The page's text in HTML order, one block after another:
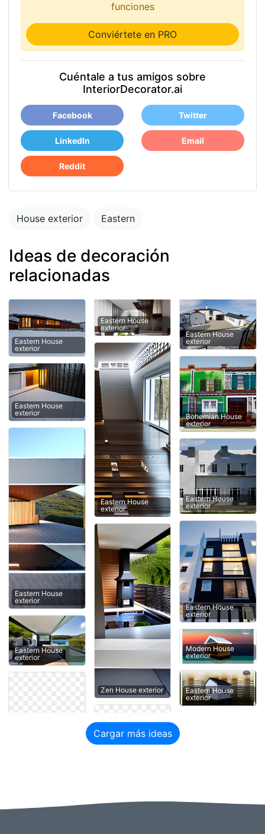
funciones
Conviértete en PRO
Cuéntale a tus amigos sobre
InteriorDecorator.ai
Facebook Twitter
LinkedIn Email
Reddit
House exterior Eastern
Ideas de decoración
relacionadas
Eastern House
exterior
Eastern House
exterior
Eastern House
exterior
Eastern House
exterior
Eastern House
exterior
Eastern House
exterior
Zen House exterior
Eastern House
exterior
Bohemian House
exterior
Eastern House
exterior
Eastern House
exterior
Modern House
exterior
Eastern House
exterior
Cargar más ideas